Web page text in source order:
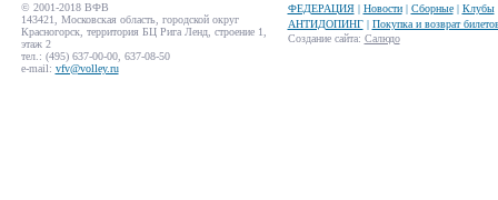
© 2001-2018 ВФВ
143421, Московская область, городской округ
Красногорск, территория БЦ Рига Ленд, строение 1,
этаж 2
тел.: (495) 637-00-00, 637-08-50
e-mail: vfv@volley.ru
ФЕДЕРАЦИЯ| Новости| Сборные| Клубы
АНТИДОПИНГ| Покупка и возврат
Создание сайта: Салюдо